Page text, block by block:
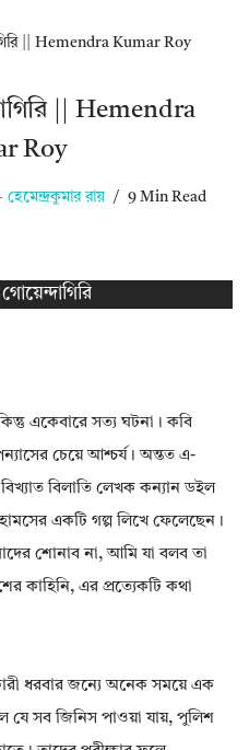
|| Hemendra Kumar Roy
|| Hemendra
Roy
রায় 9 Min Read
একেবারে সত্য ঘটনা। কবি
চেয়ে আশ্চর্য। অন্তত এ-
বিলাতি লেখক কন্যান ডইল
একটি গল্প লিখে ফেলেছেন।
শোনাব না, আমি যা বলব তা
কাহিনি, এর প্রত্যেকটি কথা
ধরবার জন্যে অনেক সময়ে এক
যে সব জিনিস পাওয়া যায়, পুলিশ